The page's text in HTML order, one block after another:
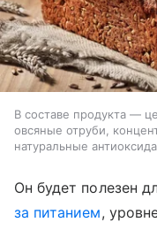
В составе продукта —
овсяные отруби,
натуральные
Он будет полезен
за питанием,